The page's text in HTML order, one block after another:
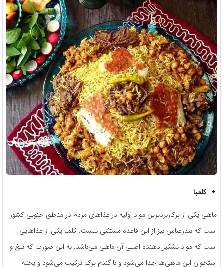
کلمبا
ماهی یکی از پرکاربردترین مواد اولیه در غذاهای مردم در مناطق جنوبی کشور
است که بندرعباس نیز از این قاعده مستثنی نیست. کلمبا یکی از غذاهایی
است که مواد تشکیل‌دهنده اصلی آن ماهی می‌باشد. به این صورت که تیغ و
استخوان این ماهی‌ها جدا می‌شود و با گندم پرک ترکیب می‌شود و پخته